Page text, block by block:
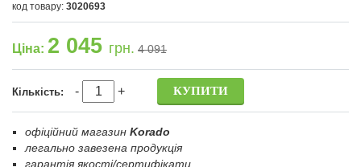
код товару: 3020693
Ціна: 2 045 грн. 4 091
Кількість: - +
офіційний магазин Korado
легально завезена продукція
гарантія якості/сертифікати